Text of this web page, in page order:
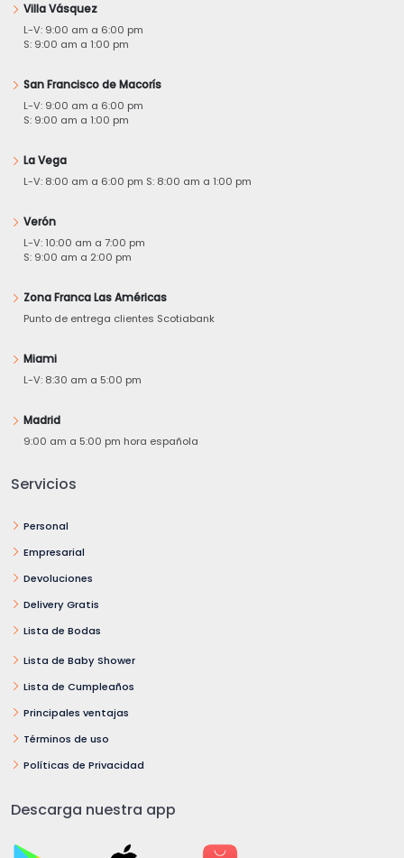
Villa Vásquez
L-V: 9:00 am a 6:00 pm
S: 9:00 am a 1:00 pm
San Francisco de Macorís
L-V: 9:00 am a 6:00 pm
S: 9:00 am a 1:00 pm
La Vega
L-V: 8:00 am a 6:00 pm S: 8:00 am a 1:00 pm
Verón
L-V: 10:00 am a 7:00 pm
S: 9:00 am a 2:00 pm
Zona Franca Las Américas
Punto de entrega clientes Scotiabank
Miami
L-V: 8:30 am a 5:00 pm
Madrid
9:00 am a 5:00 pm hora española
Servicios
Personal
Empresarial
Devoluciones
Delivery Gratis
Lista de Bodas
Lista de Baby Shower
Lista de Cumpleaños
Principales ventajas
Términos de uso
Políticas de Privacidad
Descarga nuestra app